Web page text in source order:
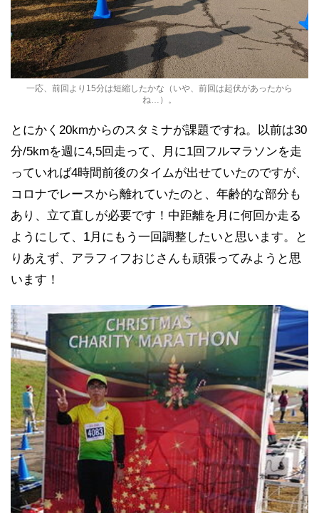
一応、前回より15分は短縮したかな（いや、前回は起伏があったから
ね…）。
とにかく20kmからのスタミナが課題ですね。以前は30
分/5kmを週に4,5回走って、月に1回フルマラソンを走
っていれば4時間前後のタイムが出せていたのですが、
コロナでレースから離れていたのと、年齢的な部分も
あり、立て直しが必要です！中距離を月に何回か走る
ようにして、1月にもう一回調整したいと思います。と
りあえず、アラフィフおじさんも頑張ってみようと思
います！